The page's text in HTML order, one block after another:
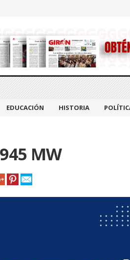
EDUCACIÓN HISTORIA
MW